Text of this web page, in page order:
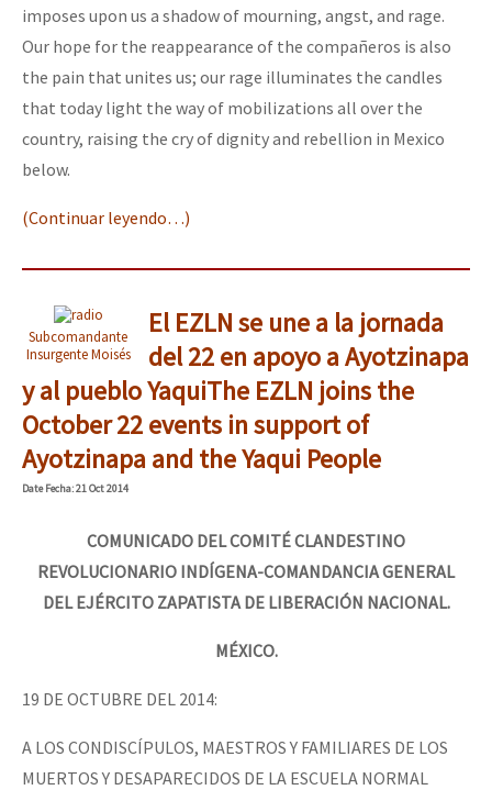
imposes upon us a shadow of mourning, angst, and rage.
Our hope for the reappearance of the compañeros is also
the pain that unites us; our rage illuminates the candles
that today light the way of mobilizations all over the
country, raising the cry of dignity and rebellion in Mexico
below.
(Continuar leyendo…)
Subcomandante
Insurgente Moisés
El EZLN se une a la jornada
del 22 en apoyo a Ayotzinapa
y al pueblo YaquiThe EZLN joins the
October 22 events in support of
Ayotzinapa and the Yaqui People
DateFecha: 21 Oct 2014
COMUNICADO DEL COMITÉ CLANDESTINO
REVOLUCIONARIO INDÍGENA-COMANDANCIA GENERAL
DEL EJÉRCITO ZAPATISTA DE LIBERACIÓN NACIONAL.
MÉXICO.
19 DE OCTUBRE DEL 2014:
A LOS CONDISCÍPULOS, MAESTROS Y FAMILIARES DE LOS
MUERTOS Y DESAPARECIDOS DE LA ESCUELA NORMAL